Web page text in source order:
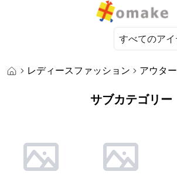
レディースファッション アウター
サブカテゴリー